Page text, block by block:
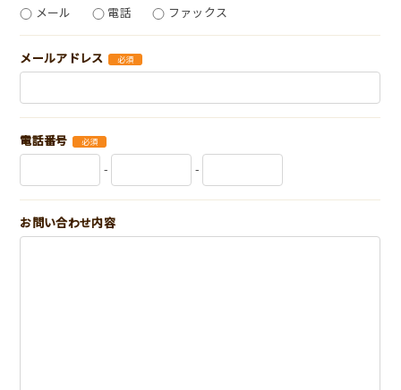
メール 電話 ファックス
メールアドレス 必須
電話番号 必須
- -
お問い合わせ内容